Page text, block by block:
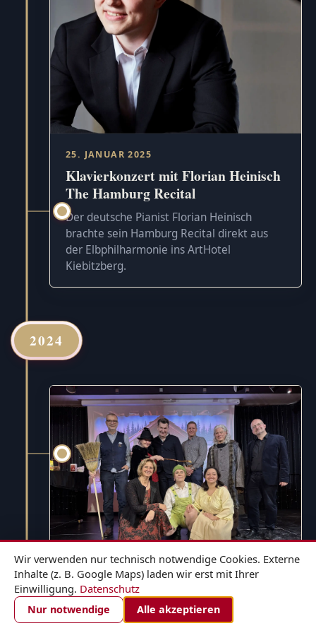
25. JANUAR 2025
Klavierkonzert mit Florian Heinisch
The Hamburg Recital
Der deutsche Pianist Florian Heinisch
brachte sein Hamburg Recital direkt aus
der Elbphilharmonie ins ArtHotel
Kiebitzberg.
2024
1. DEZEMBER 2024
Hänsel und Gretel - für die ganze
ZIMMER BUCHEN
Wir verwenden nur technisch notwendige Cookies. Externe
Inhalte (z. B. Google Maps) laden wir erst mit Ihrer
Einwilligung. Datenschutz
Nur notwendige Alle akzeptieren